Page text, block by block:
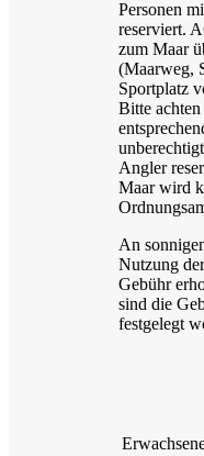
Personen
reserviert.
zum Maar
(Maarweg,
Sportplatz
Bitte
Angler
Maar wird
An
Nutzung
Gebühr
sind die
festgelegt